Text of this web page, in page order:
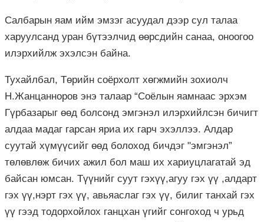
Салбарын яам ийм эмзэг асуудал дээр сул талаа
харуулсанд уран бүтээлчид өөрсдийн санаа, оноогоо
илэрхийлж эхэлсэн байна.
Тухайлбал, Төрийн соёрхолт хөгжмийн зохиолч
Н.Жанцанноров энэ талаар “Соёлын яамнаас эрхэм
Гүрбазарыг өөд болсонд эмгэнэл илэрхийлсэн бичигт
алдаа мадаг гарсан яриа их гарч эхэллээ. Алдар
суутай хүмүүсийг өөд болоход бичдэг "эмгэнэл”
төлөвлөж бичих ажил бол маш их хариуцлагатай эд
байсан юмсан. Түүнийг суут гэхүү,агуу гэх үү ,алдарт
гэх үү,нэрт гэх үү, авьяаслаг гэх үү, билиг танхай гэх
үү гээд тодорхойлох ганцхан үгийг сонгоход ч урьд